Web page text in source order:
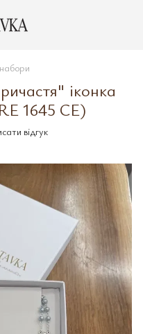
іконка
1645 CE)
відгук